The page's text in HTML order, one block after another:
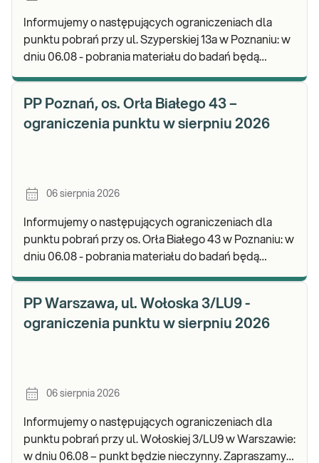
Informujemy o następujących ograniczeniach dla
punktu pobrań przy ul. Szyperskiej 13a w Poznaniu: w
dniu 06.08 - pobrania materiału do badań będą
PP Poznań, os. Orła Białego 43 –
ograniczenia punktu w sierpniu 2026
06 sierpnia 2026
Informujemy o następujących ograniczeniach dla
punktu pobrań przy os. Orła Białego 43 w Poznaniu: w
dniu 06.08 - pobrania materiału do badań będą
PP Warszawa, ul. Wołoska 3/LU9 -
ograniczenia punktu w sierpniu 2026
06 sierpnia 2026
Informujemy o następujących ograniczeniach dla
punktu pobrań przy ul. Wołoskiej 3/LU9 w Warszawie:
w dniu 06.08 – punkt będzie nieczynny. Zapraszamy